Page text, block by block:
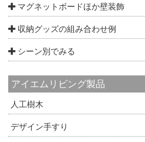
マグネットボードほか壁装飾
収納グッズの組み合わせ例
シーン別でみる
アイエムリビング製品
人工樹木
デザイン手すり